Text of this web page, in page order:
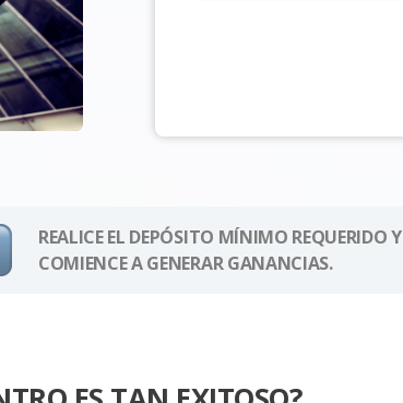
REALICE EL DEPÓSITO MÍNIMO REQUERIDO Y
COMIENCE A GENERAR GANANCIAS.